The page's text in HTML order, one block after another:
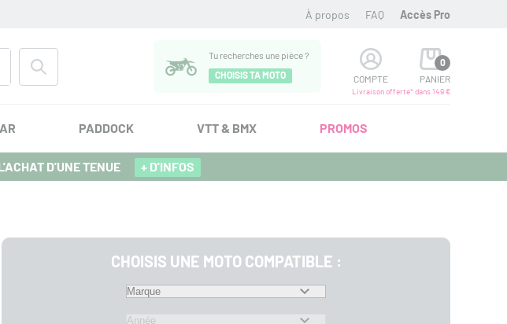
À propos FAQ Accès Pro
Tu recherches une pièce ?
CHOISIS TA MOTO
COMPTE
0
PANIER
Livraison offerte* dans 149 €
PADDOCK VTT & BMX PROMOS
D'UNE TENUE + D'INFOS
CHOISIS UNE MOTO COMPATIBLE :